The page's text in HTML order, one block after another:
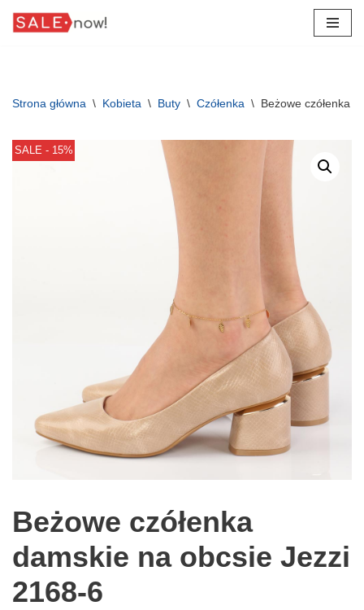
Strona główna \ Kobieta \ Buty \ Czółenka \ Beżowe czółenka
SALE - 15%
Beżowe czółenka
damskie na obcsie Jezzi
2168-6